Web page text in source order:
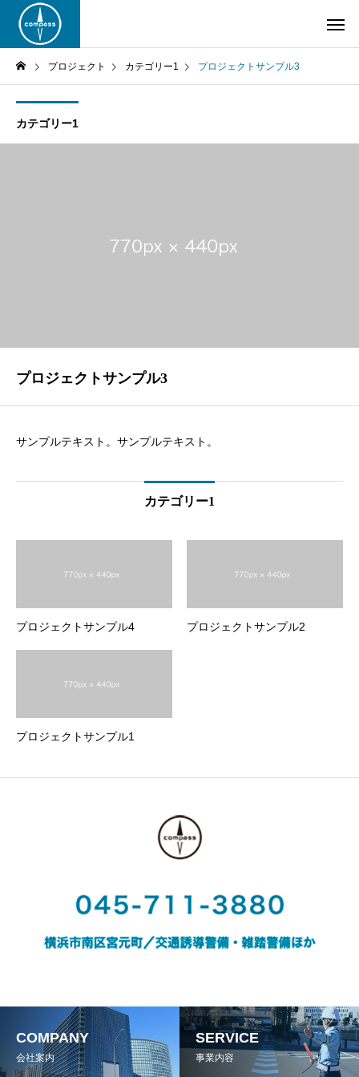
プロジェクト カテゴリー1 プロジェクトサンプル3
カテゴリー1
プロジェクトサンプル3
サンプルテキスト。サンプルテキスト。
カテゴリー1
プロジェクトサンプル4 プロジェクトサンプル2
プロジェクトサンプル1
COMPANY
会社案内
SERVICE
事業内容